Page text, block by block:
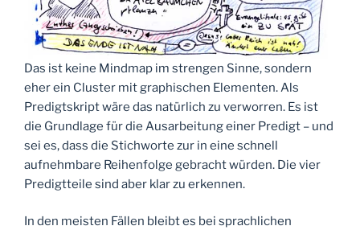
Das ist keine Mindmap im strengen Sinne, sondern
eher ein Cluster mit graphischen Elementen. Als
Predigtskript wäre das natürlich zu verworren. Es ist
die Grundlage für die Ausarbeitung einer Predigt – und
sei es, dass die Stichworte zur in eine schnell
aufnehmbare Reihenfolge gebracht würden. Die vier
Predigtteile sind aber klar zu erkennen.
In den meisten Fällen bleibt es bei sprachlichen